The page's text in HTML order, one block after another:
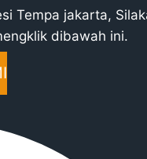
Tempa jakarta,
dibawah ini.